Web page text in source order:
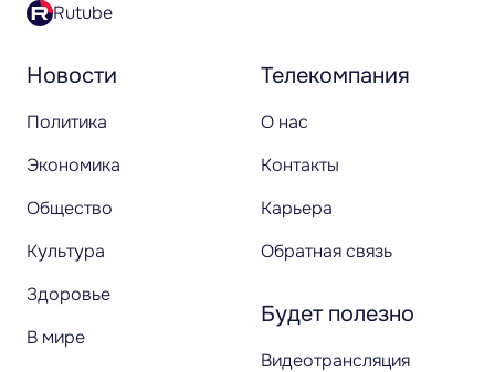
Новости
Политика
Экономика
Общество
Культура
Здоровье
В мире
Телекомпания
О нас
Контакты
Карьера
Обратная связь
Будет полезно
Видеотрансляция
Rutube